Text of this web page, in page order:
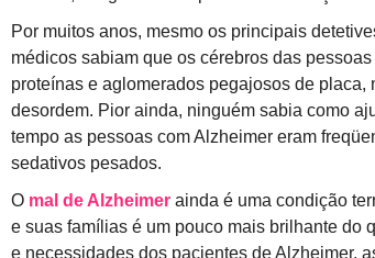
Por muitos anos, mesmo os principais
médicos sabiam que os cérebros das
proteínas e aglomerados pegajosos de
desordem. Pior ainda, ninguém sabia como
tempo as pessoas com Alzheimer eram
sedativos pesados.
O mal de Alzheimer ainda é uma condição
e suas famílias é um pouco mais brilhante do
e necessidades dos pacientes de Alzheimer,